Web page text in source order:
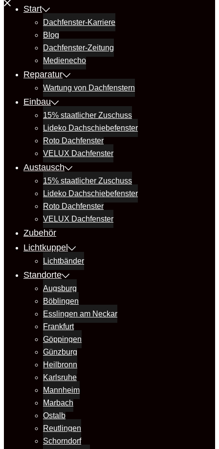
Start
Dachfenster-Karriere
Blog
Dachfenster-Zeitung
Medienecho
Reparatur
Wartung von Dachfenstern
Einbau
15% staatlicher Zuschuss
Lideko Dachschiebefenster
Roto Dachfenster
VELUX Dachfenster
Austausch
15% staatlicher Zuschuss
Lideko Dachschiebefenster
Roto Dachfenster
VELUX Dachfenster
Zubehör
Lichtkuppel
Lichtbänder
Standorte
Augsburg
Böblingen
Esslingen am Neckar
Frankfurt
Göppingen
Günzburg
Heilbronn
Karlsruhe
Mannheim
Marbach
Ostalb
Reutlingen
Schorndorf